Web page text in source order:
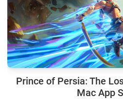
Prince of Persia: The
Mac App